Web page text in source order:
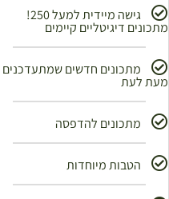
גישה מיידית למעל 250!
מתכונים דיגיטליים קיימים
מתכונים חדשים שמתעדכנים
מעת לעת
מתכונים להדפסה
הטבות מיוחדות